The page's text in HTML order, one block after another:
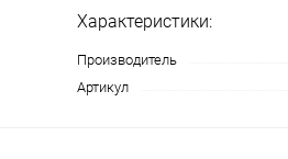
Характеристики:
Производитель
Артикул